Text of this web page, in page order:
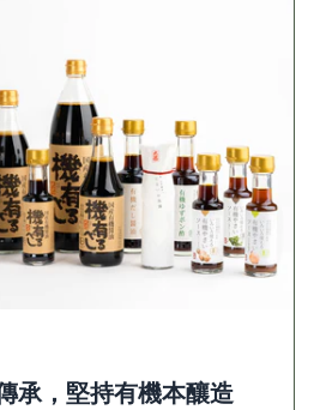
承，堅持有機本釀造